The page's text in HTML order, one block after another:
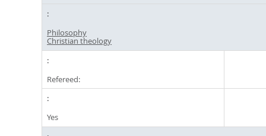
Philosophy
Christian theology
Refereed:
Yes